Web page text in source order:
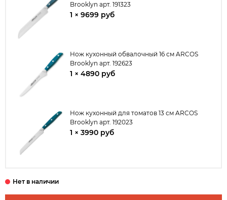
Brooklyn арт. 191323
1 × 9699 руб
Нож кухонный обвалочный 16 см ARCOS
Brooklyn арт. 192623
1 × 4890 руб
Нож кухонный для томатов 13 см ARCOS
Brooklyn арт. 192023
1 × 3990 руб